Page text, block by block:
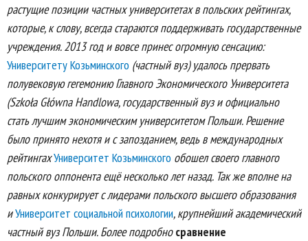
растущие позиции частных университетах в польских рейтингах,
которые, к слову, всегда стараются поддерживать государственные
учреждения. 2013 год и вовсе принес огромную сенсацию:
Университету Козьминского (частный вуз) удалось прервать
полувековую гегемонию Главного Экономического Университета
(Szkoła Główna Handlowa, государственный вуз и официально
стать лучшим экономическим университетом Польши. Решение
было принято нехотя и с запозданием, ведь в международных
рейтингахУниверситет Козьминского обошел своего главного
польского оппонента ещё несколько лет назад. Так же вполне на
равных конкурирует с лидерами польского высшего образования
иУниверситет социальной психологии, крупнейший академический
частный вуз Польши. Более подробносравнение